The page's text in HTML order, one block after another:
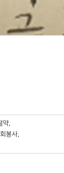
약,
봉사,